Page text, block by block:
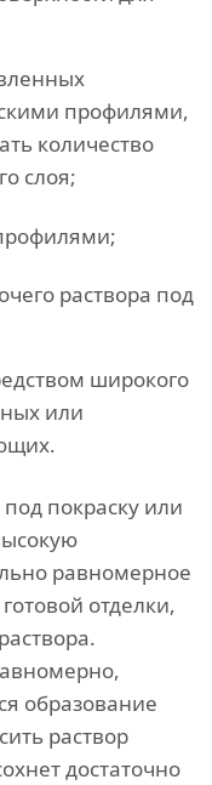
профилями,
количество
слоя;
раствора под
широкого
или
покраску или
равномерное
отделки,
образование
раствор
достаточно